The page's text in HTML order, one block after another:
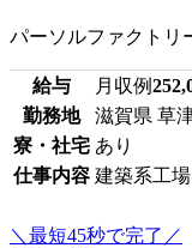
パーソルファクトリ
給与 月収例
勤務地
滋賀県 草
寮・社宅 あり
仕事内容 建築系工
＼最短45秒で完了／